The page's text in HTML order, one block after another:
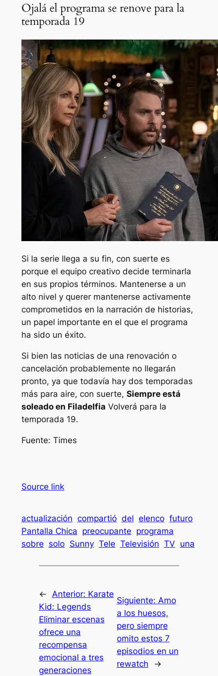
Ojalá el programa se renove para la
temporada 19
Si la serie llega a su fin, con suerte es
porque el equipo creativo decide terminarla
en sus propios términos. Mantenerse a un
alto nivel y querer mantenerse activamente
comprometidos en la narración de historias,
un papel importante en el que el programa
ha sido un éxito.
Si bien las noticias de una renovación o
cancelación probablemente no llegarán
pronto, ya que todavía hay dos temporadas
más para aire, con suerte, Siempre está
soleado en Filadelfia Volverá para la
temporada 19.
Fuente: Times
Source link
actualización compartió del elenco futuro
Pantalla Chica preocupante programa
sobre solo Sunny Tele Televisión TV una
← Anterior: Karate
Kid: Legends
Eliminar escenas
ofrece una
recompensa
emocional a tres
generaciones
Siguiente: Amo
a los huesos,
pero siempre
omito estos 7
episodios en un
rewatch
→